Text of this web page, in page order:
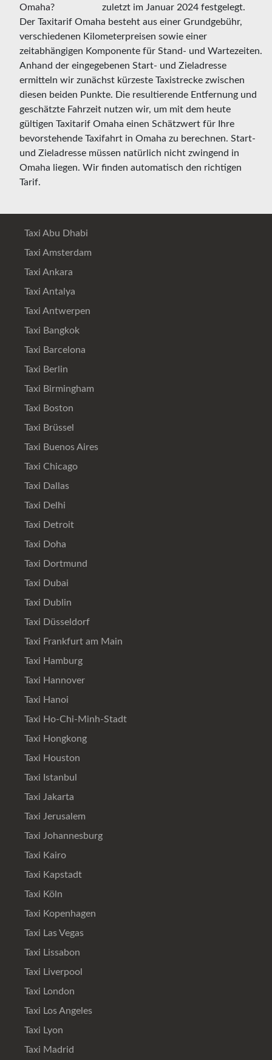
zuletzt im Januar 2024 festgelegt.
Der Taxitarif Omaha besteht aus einer Grundgebühr,
verschiedenen Kilometerpreisen sowie einer
zeitabhängigen Komponente für Stand- und Wartezeiten.
Anhand der eingegebenen Start- und Zieladresse
ermitteln wir zunächst kürzeste Taxistrecke zwischen
diesen beiden Punkte. Die resultierende Entfernung und
geschätzte Fahrzeit nutzen wir, um mit dem heute
gültigen Taxitarif Omaha einen Schätzwert für Ihre
bevorstehende Taxifahrt in Omaha zu berechnen. Start-
und Zieladresse müssen natürlich nicht zwingend in
Omaha liegen. Wir finden automatisch den richtigen
Tarif.
Taxi Abu Dhabi
Taxi Amsterdam
Taxi Ankara
Taxi Antalya
Taxi Antwerpen
Taxi Bangkok
Taxi Barcelona
Taxi Berlin
Taxi Birmingham
Taxi Boston
Taxi Brüssel
Taxi Buenos Aires
Taxi Chicago
Taxi Dallas
Taxi Delhi
Taxi Detroit
Taxi Doha
Taxi Dortmund
Taxi Dubai
Taxi Dublin
Taxi Düsseldorf
Taxi Frankfurt am Main
Taxi Hamburg
Taxi Hannover
Taxi Hanoi
Taxi Ho-Chi-Minh-Stadt
Taxi Hongkong
Taxi Houston
Taxi Istanbul
Taxi Jakarta
Taxi Jerusalem
Taxi Johannesburg
Taxi Kairo
Taxi Kapstadt
Taxi Köln
Taxi Kopenhagen
Taxi Las Vegas
Taxi Lissabon
Taxi Liverpool
Taxi London
Taxi Los Angeles
Taxi Lyon
Taxi Madrid